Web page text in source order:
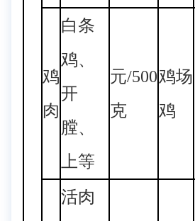
鸡
肉
白条
鸡、
开
膛、
上等
元/500
克
鸡场
鸡
活肉